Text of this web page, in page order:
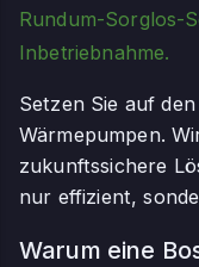
Rundum-Sorglos-
Inbetriebnahme.
Setzen Sie auf
Wärmepumpen.
zukunftssichere
nur effizient,
Warum eine